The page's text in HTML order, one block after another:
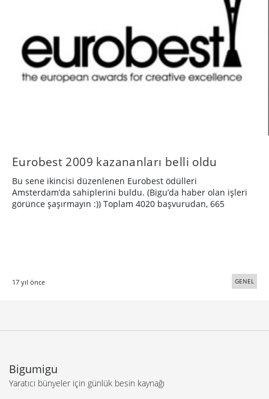
Eurobest 2009 kazananları belli oldu
Bu sene ikincisi düzenlenen Eurobest ödülleri
Amsterdam’da sahiplerini buldu. (Bigu’da haber olan işleri
görünce şaşırmayın :)) Toplam 4020 başvurudan, 665
17 yıl önce GENEL
Bigumigu
Yaratıcı bünyeler için günlük besin kaynağı